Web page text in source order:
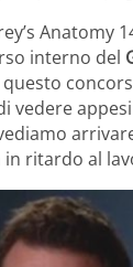
Anatomy
interno del
vedere
ritardo al